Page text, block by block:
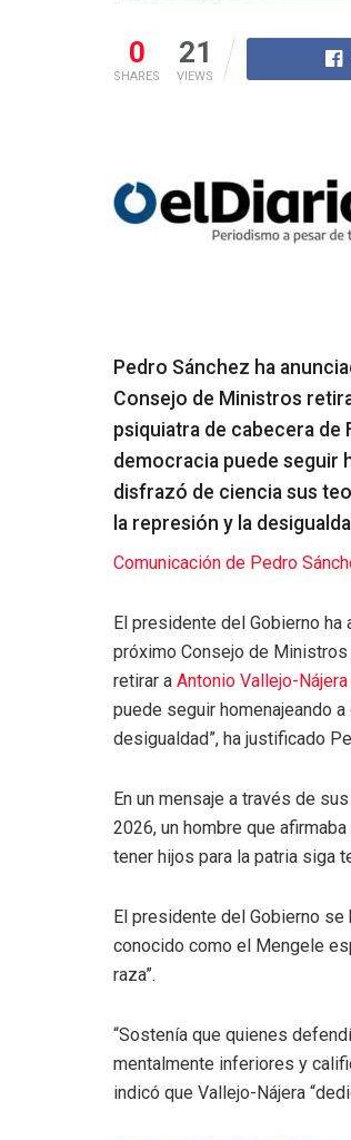
0
SHARES
21
VIEWS
Pedro Sánchez ha
Consejo de Ministros
psiquiatra de cabecera de
democracia puede seguir
disfrazó de ciencia sus
la represión y la
Comunicación de Pedro
El presidente del Gobierno
próximo Consejo de Ministros
retirar a Antonio Vallejo-Nájera
puede seguir homenajeando
desigualdad”, ha justificado
En un mensaje a través de
2026, un hombre que
tener hijos para la patria siga
El presidente del Gobierno
conocido como el Mengele
raza”.
“Sostenía que quienes
mentalmente inferiores y
indicó que Vallejo-Nájera